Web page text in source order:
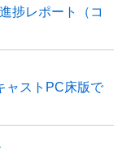
捗レポート（コ
ャストPC床版で